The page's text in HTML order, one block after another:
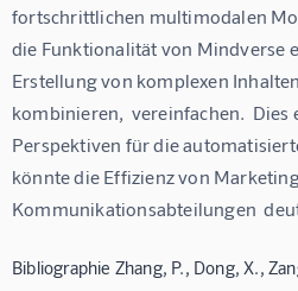
fortschrittlichen multimodalen
die Funktionalität von Mindverse
Erstellung von komplexen
kombinieren,  vereinfachen.  Dies
Perspektiven für die
könnte die Effizienz von
Kommunikationsabteilungen
Bibliographie Zhang, P., Dong, X.,